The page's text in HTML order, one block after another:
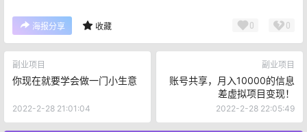
海报分享 收藏 0 0
副业项目
你现在就要学会做一门小生意
2022-2-28 21:01:04
副业项目
账号共享，月入10000的信息
差虚拟项目变现！
2022-2-28 22:05:49